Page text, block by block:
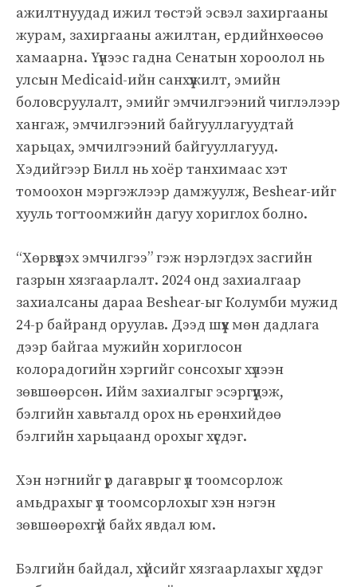
ажилтнуудад ижил төстэй эсвэл захиргааны
журам, захиргааны ажилтан, ердийнхөөсөө
хамаарна. Үүнээс гадна Сенатын хороолол нь
улсын Medicaid-ийн санхүүжилт, эмийн
боловсруулалт, эмийг эмчилгээний чиглэлээр
хангаж, эмчилгээний байгууллагуудтай
харьцах, эмчилгээний байгууллагууд.
Хэдийгээр Билл нь хоёр танхимаас хэт
томоохон мэргэжлээр дамжуулж, Beshear-ийг
хууль тогтоомжийн дагуу хориглох болно.
“Хөрвүүлэх эмчилгээ” гэж нэрлэгдэх засгийн
газрын хязгаарлалт. 2024 онд захиалгаар
захиалсаны дараа Beshear-ыг Колумби мужид
24-р байранд оруулав. Дээд шүүх мөн дадлага
дээр байгаа мужийн хориглосон
колорадогийн хэргийг сонсохыг хүлээн
зөвшөөрсөн. Ийм захиалгыг эсэргүүцэж,
бэлгийн хавьталд орох нь ерөнхийдөө
бэлгийн харьцаанд орохыг хүсдэг.
Хэн нэгнийг үр дагаврыг үл тоомсорлож
амьдрахыг үл тоомсорлохыг хэн нэгэн
зөвшөөрөхгүй байх явдал юм.
Бэлгийн байдал, хүйсийг хязгаарлахыг хүсдэг